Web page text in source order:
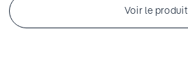
Voir le produit